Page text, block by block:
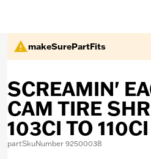
makeSurePartFits
SCREAMIN'
CAM TIRE
103CI TO 110CI
partSkuNumber 92500038